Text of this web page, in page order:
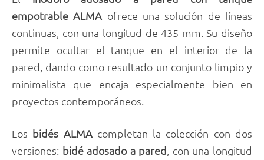
empotrable ALMA ofrece una solución de líneas
continuas, con una longitud de 435 mm. Su diseño
permite ocultar el tanque en el interior de la
pared, dando como resultado un conjunto limpio y
minimalista que encaja especialmente bien en
proyectos contemporáneos.
Los bidés ALMA completan la colección con dos
versiones: bidé adosado a pared, con una longitud